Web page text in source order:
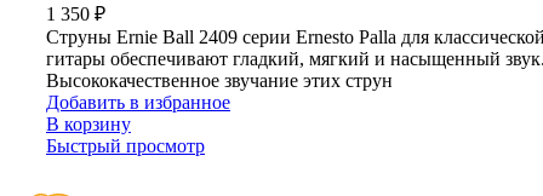
1 350 ₽
Струны Ernie Ball 2409 серии Ernesto Palla для
гитары обеспечивают гладкий, мягкий и насыщенный
Высококачественное звучание этих струн
Добавить в избранное
В корзину
Быстрый просмотр